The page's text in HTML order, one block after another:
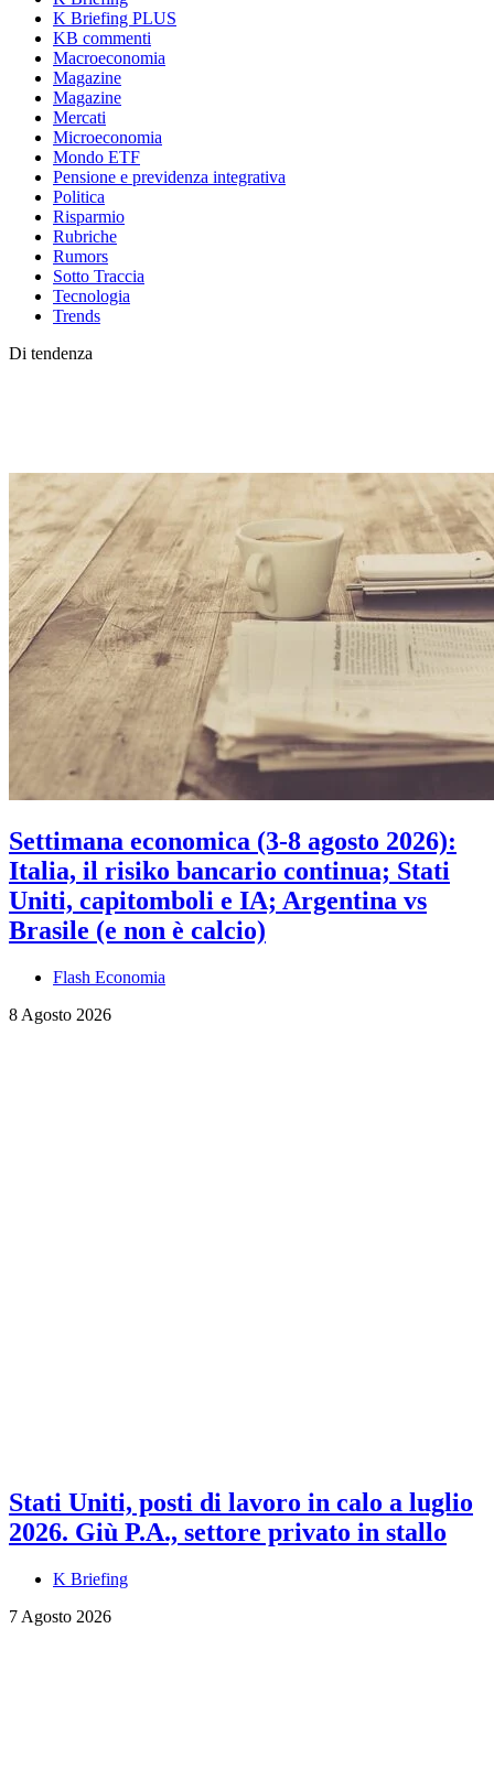
K Briefing PLUS
KB commenti
Macroeconomia
Magazine
Magazine
Mercati
Microeconomia
Mondo ETF
Pensione e previdenza integrativa
Politica
Risparmio
Rubriche
Rumors
Sotto Traccia
Tecnologia
Trends
Di tendenza
Settimana economica (3-8 agosto 2026):
Italia, il risiko bancario continua; Stati
Uniti, capitomboli e IA; Argentina vs
Brasile (e non è calcio)
Flash Economia
8 Agosto 2026
Stati Uniti, posti di lavoro in calo a luglio
2026. Giù P.A., settore privato in stallo
K Briefing
7 Agosto 2026